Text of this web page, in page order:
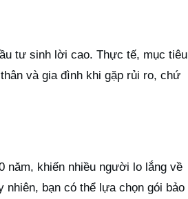
tư sinh lời cao. Thực tế, mục tiêu
và gia đình khi gặp rủi ro, chứ
năm, khiến nhiều người lo lắng về
nhiên, bạn có thể lựa chọn gói bảo